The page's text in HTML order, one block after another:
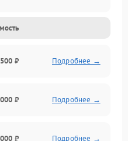
объектив с мотором/
₽ Подробнее →
₽ Подробнее →
₽ Подробнее →